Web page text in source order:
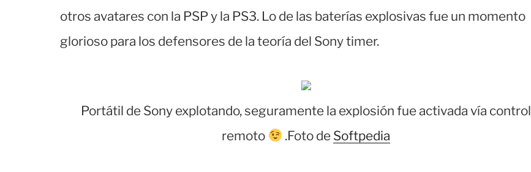
otros avatares con la PSP y la PS3. Lo de las baterías explosivas fue un momento
glorioso para los defensores de la teoría del Sony timer.
Portátil de Sony explotando, seguramente la explosión fue activada vía control
remoto
.Foto de Softpedia